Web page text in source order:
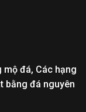
mộ đá, Các hạng
bằng đá nguyên